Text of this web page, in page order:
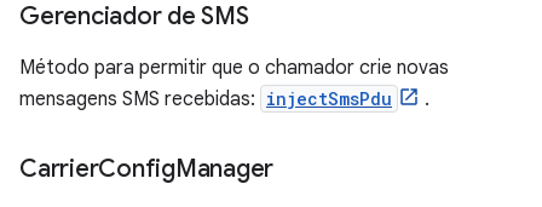
Gerenciador de SMS
Método para permitir que o chamador crie novas
mensagens SMS recebidas: injectSmsPdu .
CarrierConfigManager